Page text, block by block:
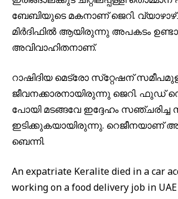
ബേബിയുടെ മകനാണ് ജെറി.
മിർദിഫിൽ ആയിരുന്നു അപകടം
അവിവാഹിതനാണ്.
റാഷിദിയ മെട്രോ സ്‌റ്റേഷന്
ജീവനക്കാരനായിരുന്നു ജെറി. ഫുഡ്
പോയി മടങ്ങവേ ഇദ്ദേഹം സഞ്ചരിച്ച
ഇടിക്കുകയായിരുന്നു. റെജീനയാണ്
ബെന്നി.
An expatriate Keralite died in a car
working on a food delivery job in UAE